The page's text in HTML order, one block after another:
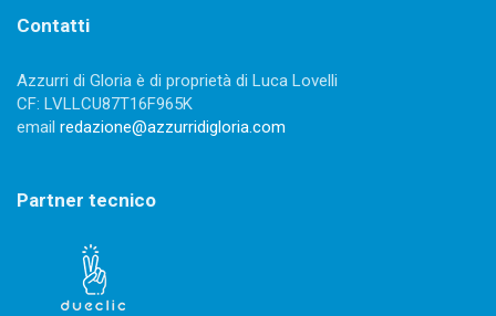
Contatti
Azzurri di Gloria è di proprietà di Luca Lovelli
CF: LVLLCU87T16F965K
email redazione@azzurridigloria.com
Partner tecnico